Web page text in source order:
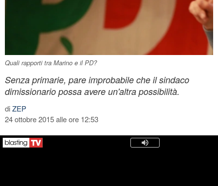
Quali rapporti tra Marino e il PD?
Senza primarie, pare improbabile che il sindaco
dimissionario possa avere un'altra possibilità.
diZEP
24 ottobre 2015 alle ore 12:53